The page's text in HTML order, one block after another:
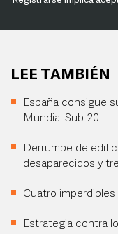
LEE TAMBIÉN
España consigue
Mundial Sub-20
Derrumbe de
desaparecidos y
Cuatro
Estrategia contra